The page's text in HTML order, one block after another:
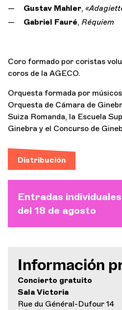
Gustav Mahler,
Gabriel Fauré, Réquiem
Coro formado por coristas
coros de la AGECO.
Orquesta formada por
Orquesta de Cámara de
Suiza Romanda, la Escuela
Ginebra y el Concurso de
Distribución
Entradas
del 18 de agosto
Información
Concierto gratuito
Sala Victoria
Rue du Général-Dufour 14